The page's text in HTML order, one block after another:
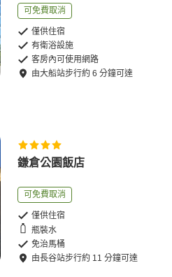
可免費取消
僅供住宿
有衛浴設施
客房內可使用網路
由大船站步行約6 分鐘可達
鎌倉公園飯店
可免費取消
僅供住宿
瓶裝水
免治馬桶
由長谷站步行約 11 分鐘可達